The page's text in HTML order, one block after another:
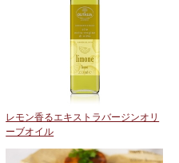
レモン香るエキストラバージンオリ
ーブオイル